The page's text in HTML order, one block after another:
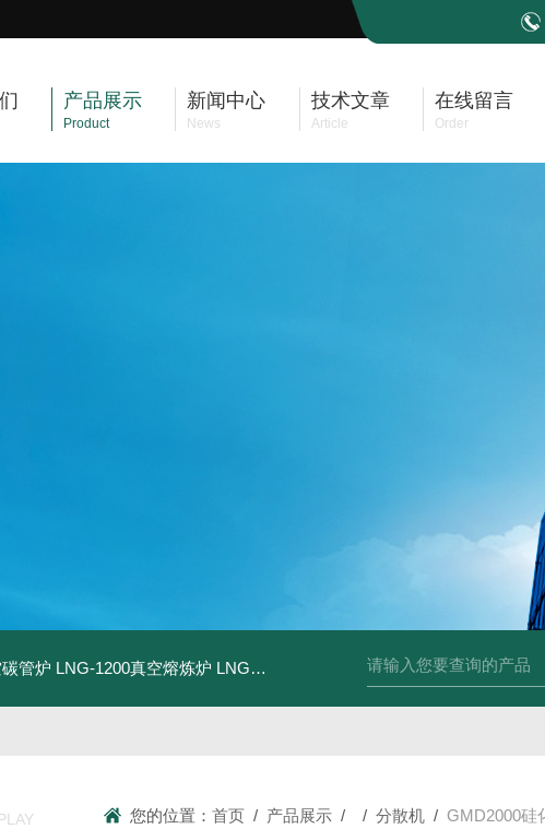
产品展示
Product
新闻中心
News
技术文章
Article
在线留言
Order
管炉 LNG-1200真空熔炼炉 LNG-1200真空热压炉 LNG-1200真空钨丝炉
您的位置：首页 / 产品展示 / /分散机 / GMD2000硅化